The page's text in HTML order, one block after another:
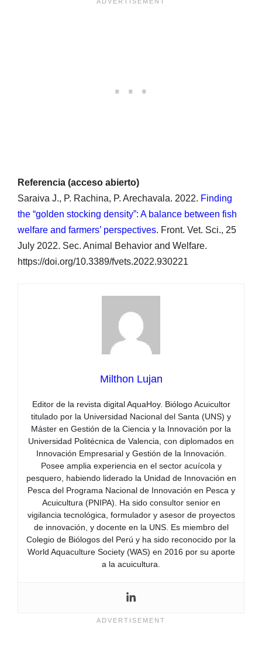
Referencia (acceso abierto)
Saraiva J., P. Rachina, P. Arechavala. 2022. Finding
the “golden stocking density”: A balance between fish
welfare and farmers’ perspectives. Front. Vet. Sci., 25
July 2022. Sec. Animal Behavior and Welfare.
https://doi.org/10.3389/fvets.2022.930221
Milthon Lujan
Editor de la revista digital AquaHoy. Biólogo Acuicultor
titulado por la Universidad Nacional del Santa (UNS) y
Máster en Gestión de la Ciencia y la Innovación por la
Universidad Politécnica de Valencia, con diplomados en
Innovación Empresarial y Gestión de la Innovación.
Posee amplia experiencia en el sector acuícola y
pesquero, habiendo liderado la Unidad de Innovación en
Pesca del Programa Nacional de Innovación en Pesca y
Acuicultura (PNIPA). Ha sido consultor senior en
vigilancia tecnológica, formulador y asesor de proyectos
de innovación, y docente en la UNS. Es miembro del
Colegio de Biólogos del Perú y ha sido reconocido por la
World Aquaculture Society (WAS) en 2016 por su aporte
a la acuicultura.